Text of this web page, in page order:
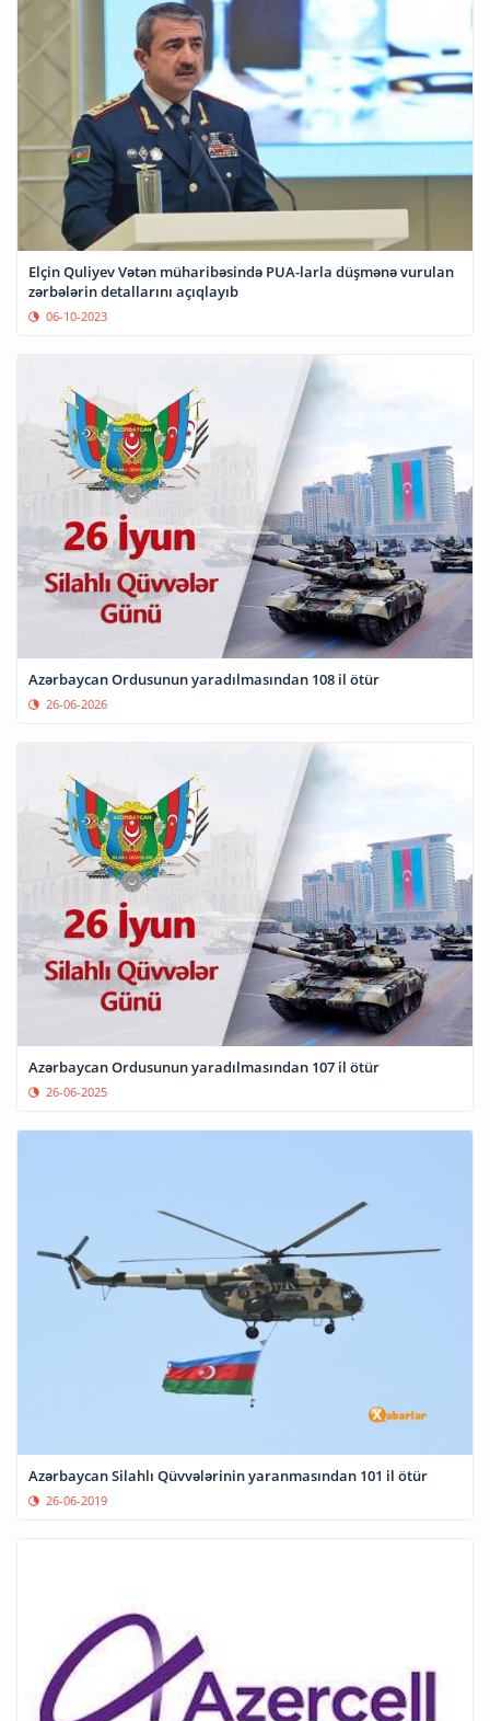
Elçin Quliyev Vətən müharibəsində PUA-larla düşmənə vurulan
zərbələrin detallarını açıqlayıb
06-10-2023
Azərbaycan Ordusunun yaradılmasından 108 il ötür
26-06-2026
Azərbaycan Ordusunun yaradılmasından 107 il ötür
26-06-2025
Azərbaycan Silahlı Qüvvələrinin yaranmasından 101 il ötür
26-06-2019